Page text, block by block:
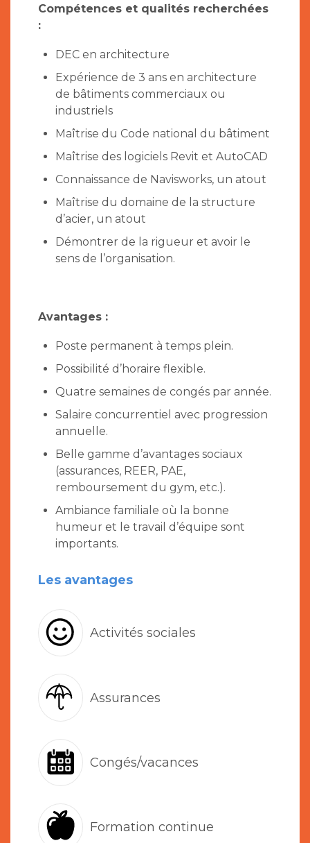
Compétences et qualités recherchées
:
DEC en architecture
Expérience de 3 ans en architecture
de bâtiments commerciaux ou
industriels
Maîtrise du Code national du bâtiment
Maîtrise des logiciels Revit et AutoCAD
Connaissance de Navisworks, un atout
Maîtrise du domaine de la structure
d’acier, un atout
Démontrer de la rigueur et avoir le
sens de l’organisation.
Avantages :
Poste permanent à temps plein.
Possibilité d’horaire flexible.
Quatre semaines de congés par année.
Salaire concurrentiel avec progression
annuelle.
Belle gamme d’avantages sociaux
(assurances, REER, PAE,
remboursement du gym, etc.).
Ambiance familiale où la bonne
humeur et le travail d’équipe sont
importants.
Les avantages
Activités sociales
Assurances
Congés/vacances
Formation continue